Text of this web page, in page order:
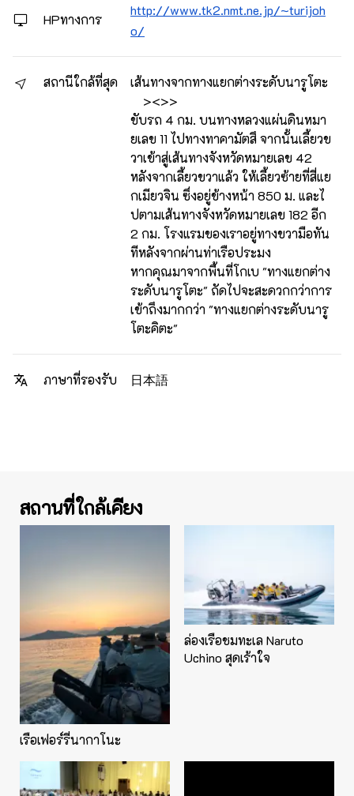
HPทางการ
http://www.tk2.nmt.ne.jp/~turijoh
o/
สถานีใกล้ที่สุด
เส้นทางจากทางแยกต่างระดับนารูโตะ
><>>
ขับรถ 4 กม. บนทางหลวงแผ่นดินหมา
ยเลข 11 ไปทางทาคามัตสึ จากนั้นเลี้ยวข
วาเข้าสู่เส้นทางจังหวัดหมายเลข 42
หลังจากเลี้ยวขวาแล้ว ให้เลี้ยวซ้ายที่สี่แย
กเมียวจิน ซึ่งอยู่ข้างหน้า 850 ม. และไ
ปตามเส้นทางจังหวัดหมายเลข 182 อีก
2 กม. โรงแรมของเราอยู่ทางขวามือทัน
ทีหลังจากผ่านท่าเรือประมง
หากคุณมาจากพื้นที่โกเบ "ทางแยกต่าง
ระดับนารูโตะ" ถัดไปจะสะดวกกว่าการ
เข้าถึงมากกว่า "ทางแยกต่างระดับนารู
โตะคิตะ"
ภาษาที่รองรับ 日本語
สถานที่ใกล้เคียง
เรือเฟอร์รี่นากาโนะ
ล่องเรือชมทะเล Naruto
Uchino สุดเร้าใจ